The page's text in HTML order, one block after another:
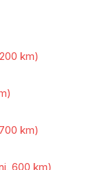
km)
km)
600 km)